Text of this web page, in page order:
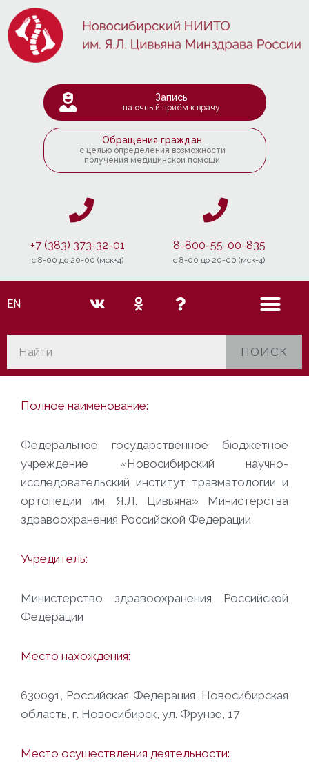
Запись
на очный приём к врачу
Обращения граждан
с целью определения возможности
получения медицинской помощи
+7 (383) 373-32-01
c 8-00 до 20-00 (мск+4)
8-800-55-00-835
c 8-00 до 20-00 (мск+4)
EN
ПОИСК
Полное наименование:
Федеральное государственное бюджетное
учреждение «Новосибирский научно-
исследовательский институт травматологии и
ортопедии им. Я.Л. Цивьяна» Министерства
здравоохранения Российской Федерации
Учредитель:
Министерство здравоохранения Российской
Федерации
Место нахождения:
630091, Российская Федерация, Новосибирская
область, г. Новосибирск, ул. Фрунзе, 17
Место осуществления деятельности: